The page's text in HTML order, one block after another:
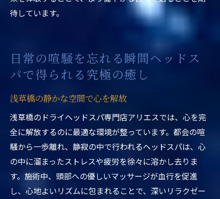
待しています。
日常の喧騒を忘れる瞬間ヘッドス
パで得られる究極の癒し
浅草橋の静かな空間で心を解放
浅草橋のドライヘッドスパ専門店アリエスでは、心を完
全に解放するのに最適な環境が整っています。都会の喧
騒から一歩離れ、静寂の中で行われるヘッドスパは、心
の中に溜まったストレスや疲労を徐々に溶かし去りま
す。施術中、頭部への優しいマッサージが血行を促進
し、心地よいリズムに包まれることで、深いリラクゼー